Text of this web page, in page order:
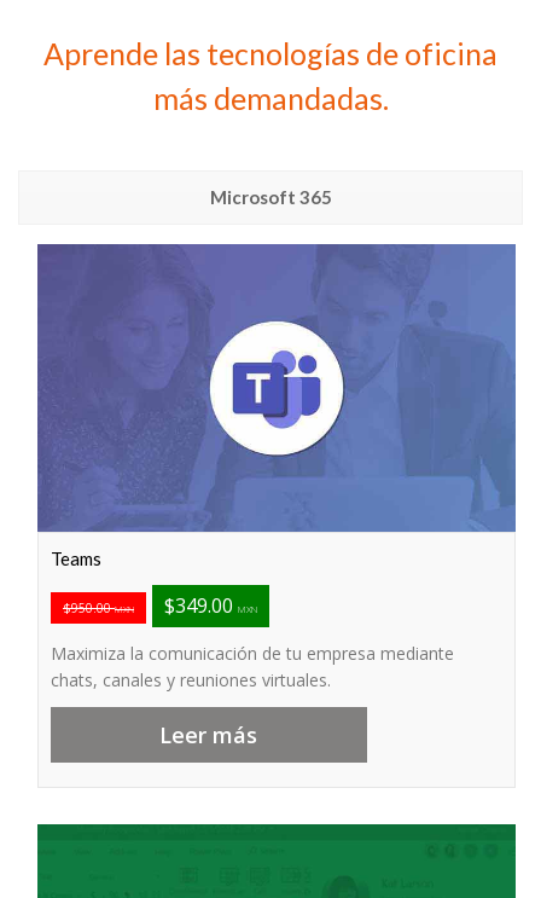
Aprende las tecnologías de oficina
más demandadas.
Microsoft 365
Teams
$950.00MXN $349.00 MXN
Maximiza la comunicación de tu empresa mediante
chats, canales y reuniones virtuales.
Leer más